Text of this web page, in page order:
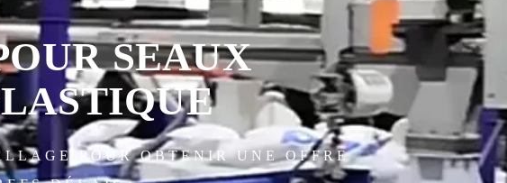
SEAUX
POUR OBTENIR UNE OFFRE